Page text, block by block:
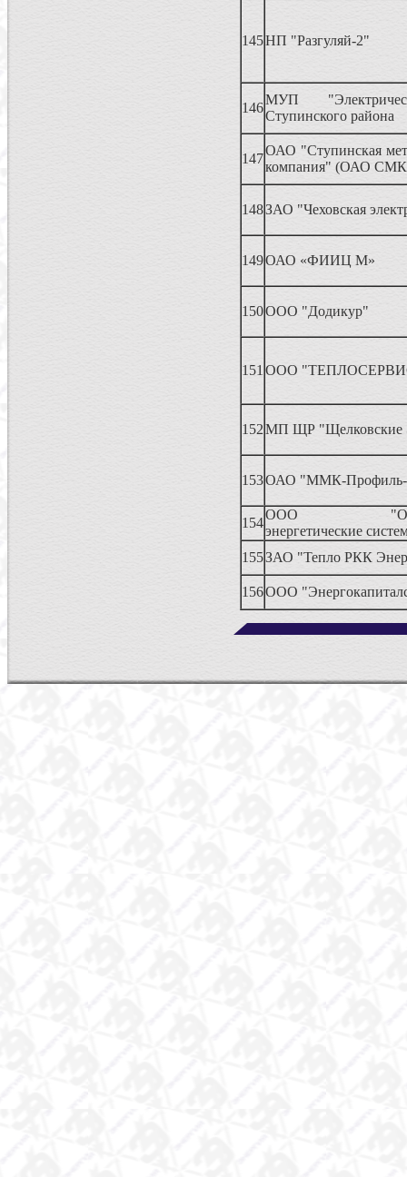
145НП "Разгуляй-2"
146
МУП
Ступинского района
147
ОАО "Ступинская
компания" (ОАО
148ЗАО "Чеховская
149ОАО «ФИИЦ М»
150ООО "Додикур"
151 ООО
152МП ЩР "Щелковские
153ОАО "ММК-Профиль-
154
ООО
энергетические
155ЗАО "Тепло РКК
156ООО